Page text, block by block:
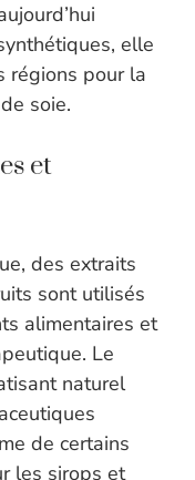
elle
régions pour la
soie.
et
des extraits
sont utilisés
alimentaires et
Le
naturel
de certains
les sirops et